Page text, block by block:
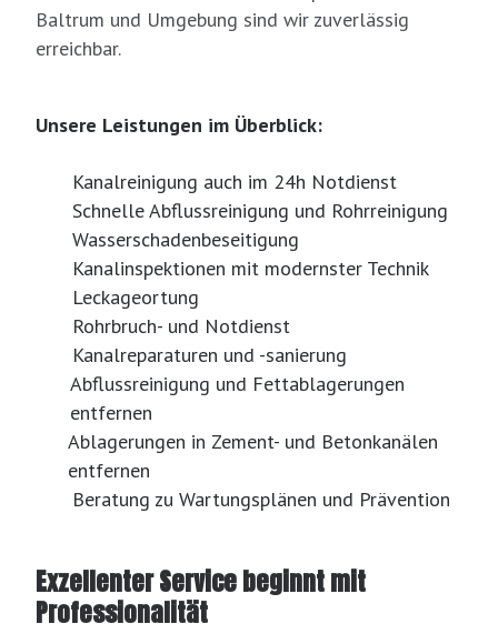
Baltrum und Umgebung sind wir zuverlässig
erreichbar.
Unsere Leistungen im Überblick:
Kanalreinigung auch im 24h Notdienst
Schnelle Abflussreinigung und Rohrreinigung
Wasserschadenbeseitigung
Kanalinspektionen mit modernster Technik
Leckageortung
Rohrbruch- und Notdienst
Kanalreparaturen und -sanierung
Abflussreinigung und Fettablagerungen
entfernen
Ablagerungen in Zement- und Betonkanälen
entfernen
Beratung zu Wartungsplänen und Prävention
Exzellenter Service beginnt mit
Professionalität